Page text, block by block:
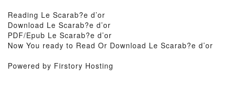
Reading Le Scarab?e d’or
Download Le Scarab?e d’or
PDF/Epub Le Scarab?e d’or
Now You ready to Read Or Download Le Scarab?e d’or
Powered by Firstory Hosting